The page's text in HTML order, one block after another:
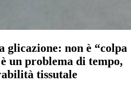
glicazione: non è “colpa
un problema di tempo,
tissutale